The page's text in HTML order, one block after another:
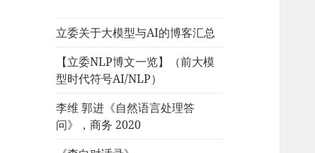
立委关于大模型与AI的博客汇总
【立委NLP博文一览】（前大模
型时代符号AI/NLP）
李维 郭进《自然语言处理答
问》，商务 2020